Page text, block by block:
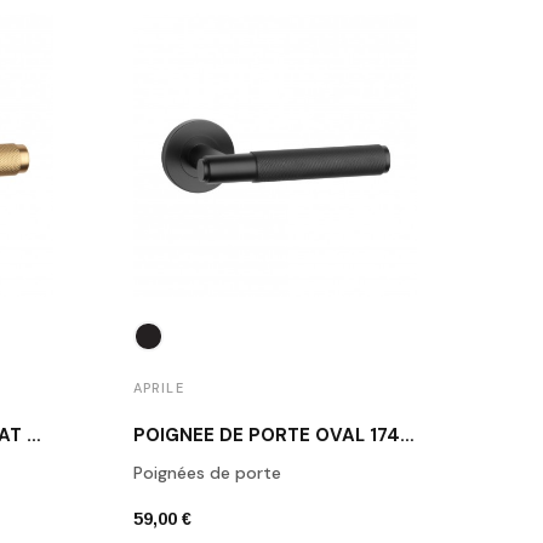
POIGNÉE DE PORTE OR MAT MOLINIA
APRILE
POIGNÉE DE PORTE OVAL 1741 NOIR MAT
Poignées de porte
59,00 €